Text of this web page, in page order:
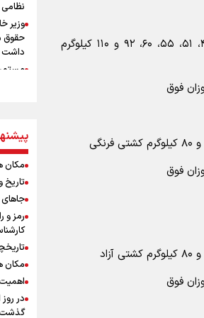
ساعت ۷ لغایت ۱۰: رقابت‌های مقدماتی اوزان ۴۵، ۴۸، ۵۱، ۵۵، ۶۰، ۹۲ و ۱۱۰ کیلوگرم
وزیر
حقوق
داشت
آسیایی
رادین
ونس:
هستند
فرصت
در
رئیس
مکان
رمز و
مکان
اهمیت
در